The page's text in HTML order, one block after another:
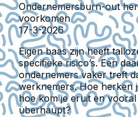
Ondernemersburn-out
voorkomen
17-3-2026
Eigen baas zijn heeft
specifieke risico’s. Een
ondernemers vaker treft
werknemers. Hoe herken
hoe kom je eruit en
überhaupt?